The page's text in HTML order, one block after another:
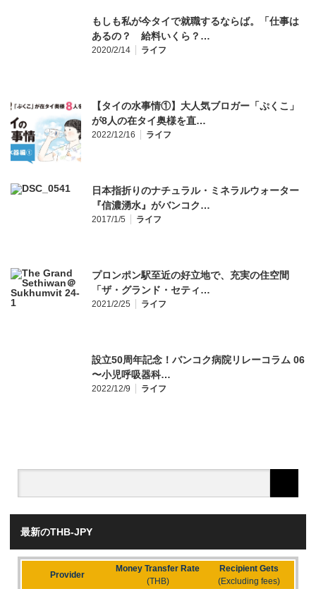
もしも私が今タイで就職するならば。「仕事は
あるの？ 給料いくら？…
2020/2/14 ライフ
【タイの水事情①】大人気ブロガー「ぷくこ」
が8人の在タイ奥様を直…
2022/12/16 ライフ
日本指折りのナチュラル・ミネラルウォーター
『信濃湧水』がバンコク…
2017/1/5 ライフ
プロンポン駅至近の好立地で、充実の住空間
「ザ・グランド・セティ…
2021/2/25 ライフ
設立50周年記念！バンコク病院リレーコラム 06
〜小児呼吸器科…
2022/12/9 ライフ
最新のTHB-JPY